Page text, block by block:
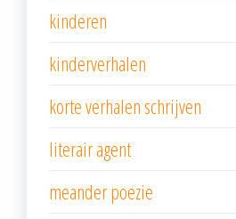
kinderen
kinderverhalen
korte verhalen schrijven
literair agent
meander poezie